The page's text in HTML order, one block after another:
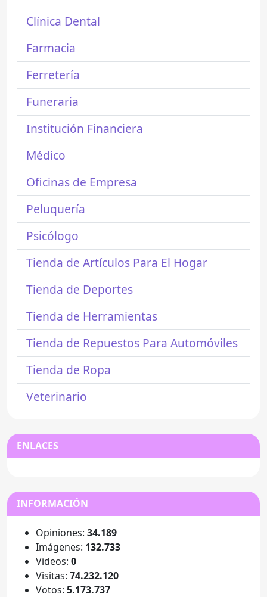
Clínica Dental
Farmacia
Ferretería
Funeraria
Institución Financiera
Médico
Oficinas de Empresa
Peluquería
Psicólogo
Tienda de Artículos Para El Hogar
Tienda de Deportes
Tienda de Herramientas
Tienda de Repuestos Para Automóviles
Tienda de Ropa
Veterinario
ENLACES
INFORMACIÓN
Opiniones: 34.189
Imágenes: 132.733
Videos: 0
Visitas: 74.232.120
Votos: 5.173.737